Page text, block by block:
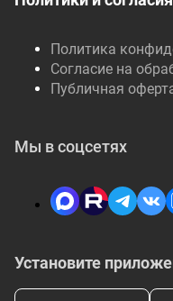
Политика
Согласие на
Публичная
Установите
Мы в соцсетях